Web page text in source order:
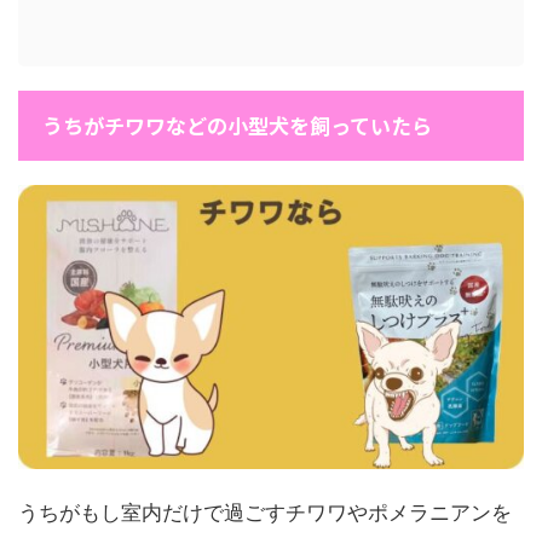
うちがチワワなどの小型犬を飼っていたら
うちがもし室内だけで過ごすチワワやポメラニアンを